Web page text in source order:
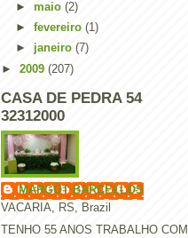
► maio (2)
► fevereiro (1)
► janeiro (7)
► 2009 (207)
CASA DE PEDRA 54
32312000
MARGÔT BARCELLOS
VACARIA, RS, Brazil
TENHO 55 ANOS TRABALHO COM